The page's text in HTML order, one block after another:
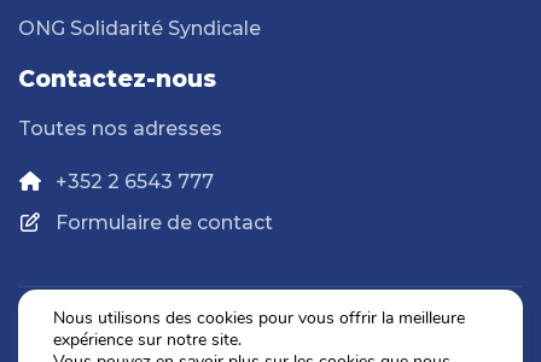
ONG Solidarité Syndicale
Contactez-nous
Toutes nos adresses
+352 2 6543 777
Formulaire de contact
Politique de confidentialité
Nous utilisons des cookies pour vous offrir la meilleure
expérience sur notre site.